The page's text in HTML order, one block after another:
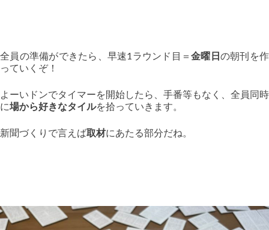
全員の準備ができたら、早速1ラウンド目＝金曜日の朝刊を作
っていくぞ！
よーいドンでタイマーを開始したら、手番等もなく、全員同時
に場から好きなタイルを拾っていきます。
新聞づくりで言えば取材にあたる部分だね。